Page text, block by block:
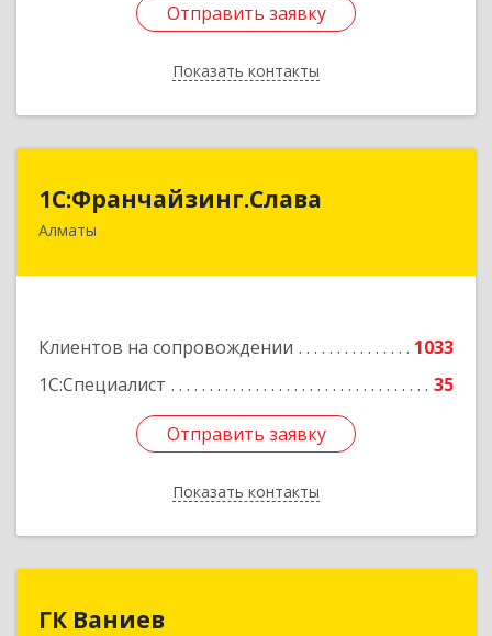
Отправить заявку
Показать контакты
Отправить заявку
Назад
1С:Франчайзинг.Слава
Алматы
Клиентов на сопровождении
1033
1С:Специалист
35
Отправить заявку
Показать контакты
1С:Франчайзинг.Слава
Казахстан, Алматы, 050022, Кашгарская 58-2
Отправить заявку
Назад
ГК Ваниев